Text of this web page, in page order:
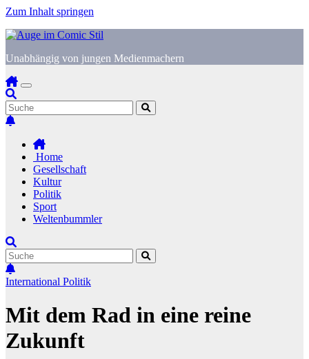
Zum Inhalt springen
Unabhängig von jungen Medienmachern
Home
Gesellschaft
Kultur
Politik
Sport
Weltenbummler
International Politik
Mit dem Rad in eine reine
Zukunft